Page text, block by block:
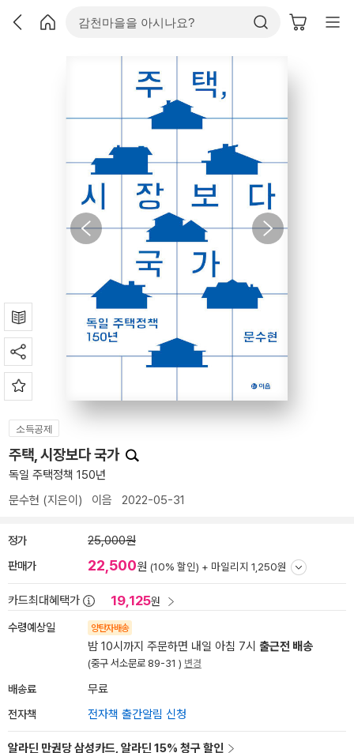
소득공제
주택, 시장보다 국가
독일 주택정책 150년
문수현 (지은이) 이음 2022-05-31
정가 25,000원
판매가 22,500원 (10% 할인) + 마일리지 1,250원
카드최대혜택가 19,125원
수령예상일 양탄자배송
밤 10시까지 주문하면 내일 아침 7시 출근전 배송
(중구 서소문로 89-31 ) 변경
배송료 무료
전자책 전자책 출간알림 신청
알라딘 만권당 삼성카드, 알라딘 15% 청구 할인